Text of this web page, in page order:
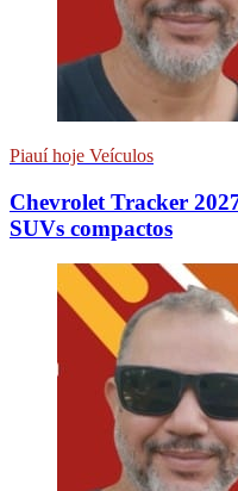
Piauí hoje Veículos
Chevrolet Tracker
SUVs compactos